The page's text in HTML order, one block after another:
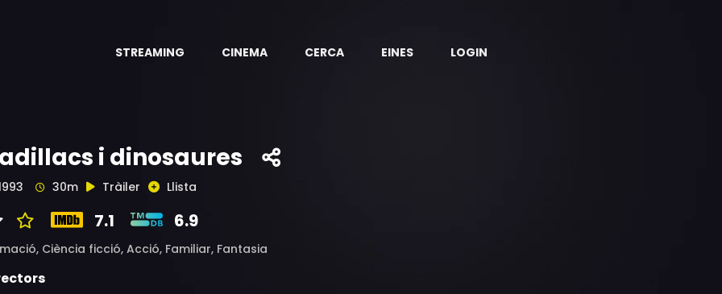
STREAMING CINEMA CERCA EINES LOGIN
i dinosaures
30m Tràiler Llista
7.1 6.9
Ciència ficció, Acció, Familiar, Fantasia